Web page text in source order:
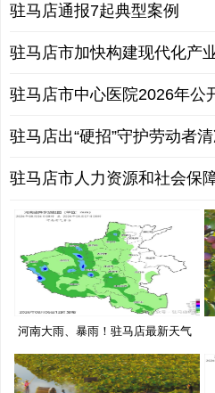
驻马店通报7起典型案例
驻马店市加快构建现代化产
驻马店市中心医院2026年公
驻马店出“硬招”守护劳动者
驻马店市人力资源和社会保
河南大雨、暴雨！驻马店最新天气
预